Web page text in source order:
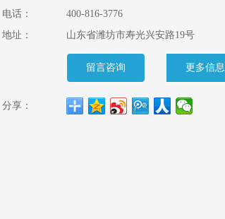
电话：
400-816-3776
地址：
山东省潍坊市寿光兴安路19号
留言咨询 更多信息
分享：